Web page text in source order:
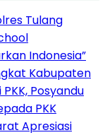
Tulang
Indonesia”
Kabupaten
Posyandu
PKK
Apresiasi